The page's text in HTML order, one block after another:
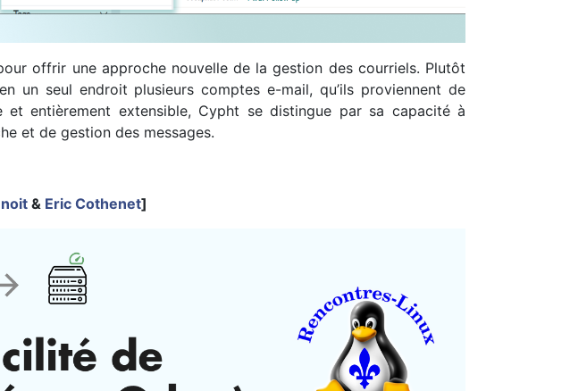
offrir une approche nouvelle de la gestion des courriels. Plutôt
un seul endroit plusieurs comptes e-mail, qu’ils proviennent de
et entièrement extensible, Cypht se distingue par sa capacité à
et de gestion des messages.
& Eric Cothenet]